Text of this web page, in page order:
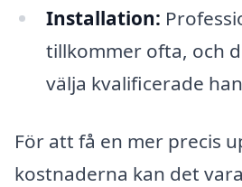
Installation:
tillkommer ofta, och
välja kvalificerade
För att få en mer precis
kostnaderna kan det